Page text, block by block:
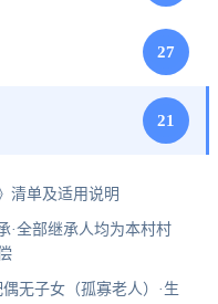
27
21
清单及适用说明
·全部继承人均为本村村
无子女（孤寡老人）·生